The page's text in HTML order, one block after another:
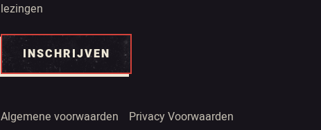
lezingen
INSCHRIJVEN
Algemene voorwaarden
Privacy Voorwaarden